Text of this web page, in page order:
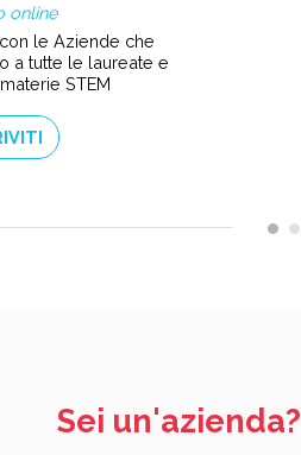
online
le Aziende che
a tutte le laureate e
STEM
Sei un'azienda?